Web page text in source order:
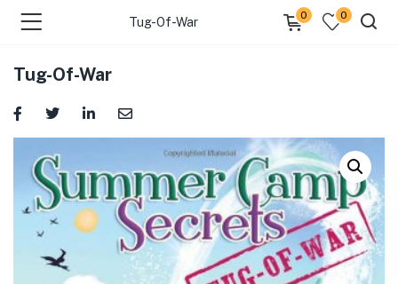
Tug-Of-War
0 0
Tug-Of-War